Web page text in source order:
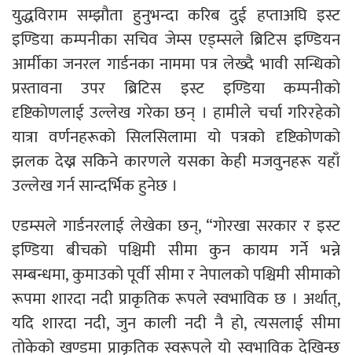
युद्धविराम सम्झौता हुनुभन्दा करिब दुई हप्ताअघि इस्ट
इण्डिया कम्पनीका सचिव जेम्स एड्म्सले ब्रिटिस इण्डियन
आर्मीका जनरल गार्डनका नाममा पत्र लेख्दै भावी सन्धिको
प्रस्तावना उपर ब्रिटिस इस्ट इण्डिया कम्पनीको
दृष्टिकोणलाई उल्लेख गरेका छन् । हामीले चर्चा गरिरहेको
यात्रा वर्णनहरूको सिलसिलामा यो पत्रको दृष्टिकोणको
झलक देख्न सकिने कारणले यसका केही मजवुनहरू यहाँ
उल्लेख गर्न सान्दर्भिक हुनेछ ।
एडम्सले गार्डनरलाई लेखेका छन्, “गोरखा सरकार र इस्ट
इण्डिया बीचको पश्चिमी सीमा कुन कायम गर्ने भन्ने
सम्बन्धमा, कुमाउको पूर्वी सीमा र नेपालको पश्चिमी सीमाको
रूपमा शारदा नदी प्राकृतिक रूपले स्वभाविक छ । अर्थात्,
यदि शारदा नदी, जुन काली नदी नै हो, त्यसलाई सीमा
तोकेको खण्डमा प्राकृतिक स्वरूपले यो स्वभाविक देखिन्छ